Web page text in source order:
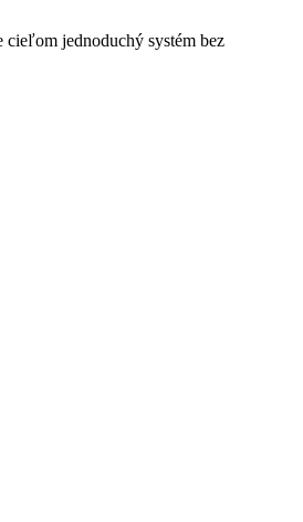
cieľom jednoduchý systém bez